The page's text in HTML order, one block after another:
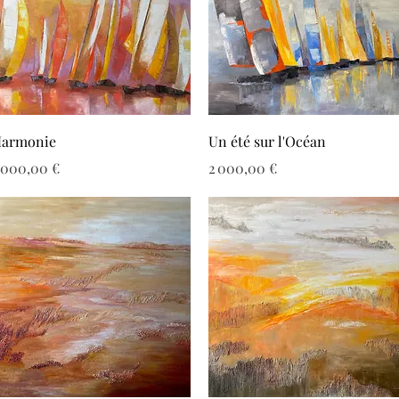
Aperçu rapide
000,00 €
Aperçu rapide
Un été sur l'Océan
Prix
2 000,00 €